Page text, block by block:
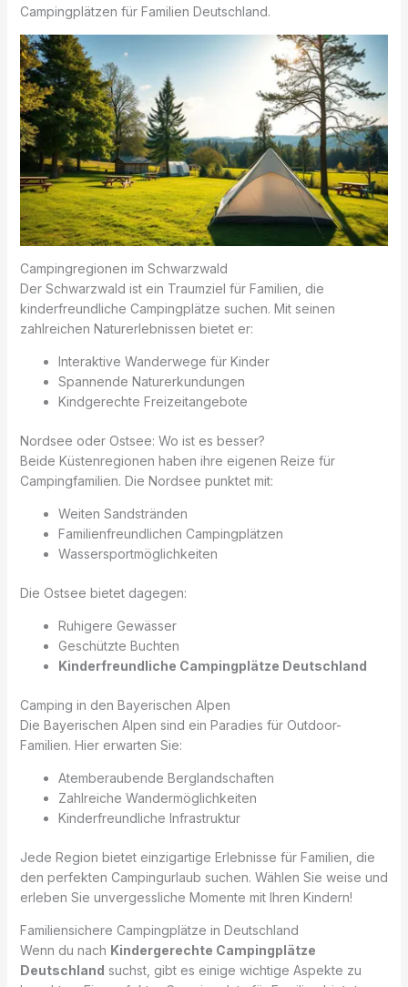
Campingplätzen für Familien Deutschland.
Campingregionen im Schwarzwald
Der Schwarzwald ist ein Traumziel für Familien, die
kinderfreundliche Campingplätze suchen. Mit seinen
zahlreichen Naturerlebnissen bietet er:
Interaktive Wanderwege für Kinder
Spannende Naturerkundungen
Kindgerechte Freizeitangebote
Nordsee oder Ostsee: Wo ist es besser?
Beide Küstenregionen haben ihre eigenen Reize für
Campingfamilien. Die Nordsee punktet mit:
Weiten Sandstränden
Familienfreundlichen Campingplätzen
Wassersportmöglichkeiten
Die Ostsee bietet dagegen:
Ruhigere Gewässer
Geschützte Buchten
Kinderfreundliche Campingplätze Deutschland
Camping in den Bayerischen Alpen
Die Bayerischen Alpen sind ein Paradies für Outdoor-
Familien. Hier erwarten Sie:
Atemberaubende Berglandschaften
Zahlreiche Wandermöglichkeiten
Kinderfreundliche Infrastruktur
Jede Region bietet einzigartige Erlebnisse für Familien, die
den perfekten Campingurlaub suchen. Wählen Sie weise und
erleben Sie unvergessliche Momente mit Ihren Kindern!
Familiensichere Campingplätze in Deutschland
Wenn du nach Kindergerechte Campingplätze
Deutschland suchst, gibt es einige wichtige Aspekte zu